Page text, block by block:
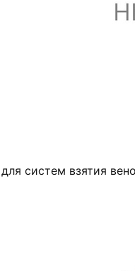
систем взятия